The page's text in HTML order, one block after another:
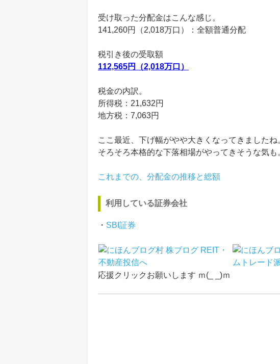
受け取った分配金はこんな感じ。
141,260円（2,018万口）：全額普通分配
税引き後の受取額
112,565円（2,018万口）
税金の内訳。
所得税：21,632円
地方税：7,063円
ここ最近、下げ幅がやや大きくなってきましたね
そろそろ本格的な下落相場がやってきそうな気も
これまでの、分配金の推移と総額
利用している証券会社
・ SBI証券
応援クリックお願いします ｍ(_ _)ｍ